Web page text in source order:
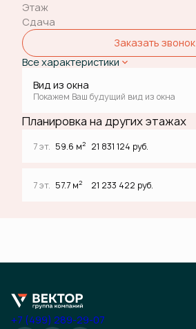
Этаж
Сдача
Заказать звонок
Все характеристики
Вид из окна
Покажем Ваш будущий вид из окна
Планировка на других этажах
7 эт. 59.6 м2 21 831 124 руб.
7 эт. 57.7 м2 21 233 422 руб.
+7 (499) 289-29-07